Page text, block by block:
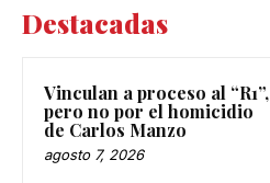
Destacadas
Vinculan a proceso al “R1”,
pero no por el homicidio
de Carlos Manzo
agosto 7, 2026